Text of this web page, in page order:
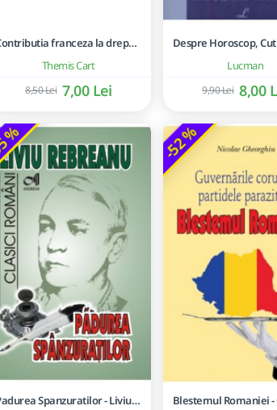
Themis Cart
Contributia franceza la dreptul european al contractelor
7,00 Lei
8,50 Lei
Lucman
8,00
9,90 Lei
%
Padurea Spanzuratilor - Liviu Rebreanu
-52 %